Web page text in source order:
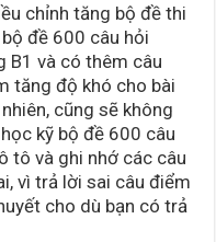
chỉnh tăng bộ đề thi
đề 600 câu hỏi
B1 và có thêm câu
tăng độ khó cho bài
cũng sẽ không
kỹ bộ đề 600 câu
tô và ghi nhớ các câu
vì trả lời sai câu điểm
cho dù bạn có trả